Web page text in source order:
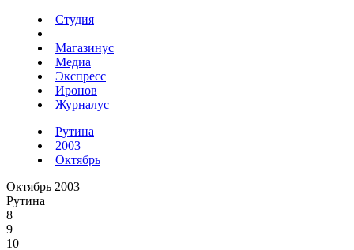
Студия
Магазинус
Медиа
Экспресс
Иронов
Журналус
Рутина
2003
Октябрь
Октябрь 2003
Рутина
8
9
10